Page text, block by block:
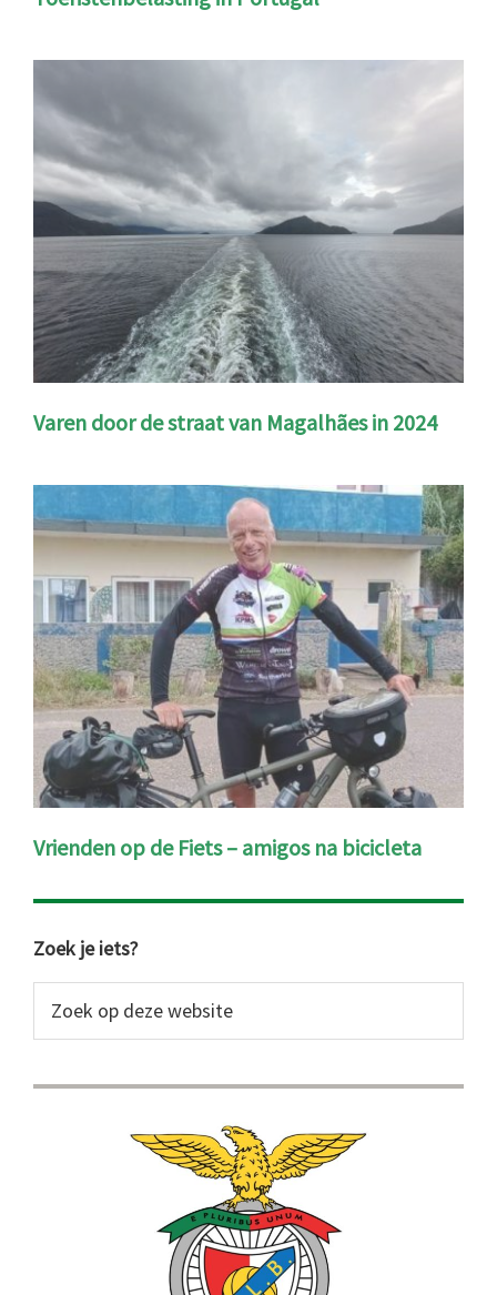
Varen door de straat van Magalhães in 2024
Vrienden op de Fiets – amigos na bicicleta
Primaire
Sidebar
Zoek je iets?
op
website